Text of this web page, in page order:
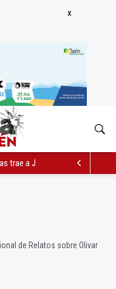
trae a Jaén al filósofo Omar
de Relatos sobre Olivar